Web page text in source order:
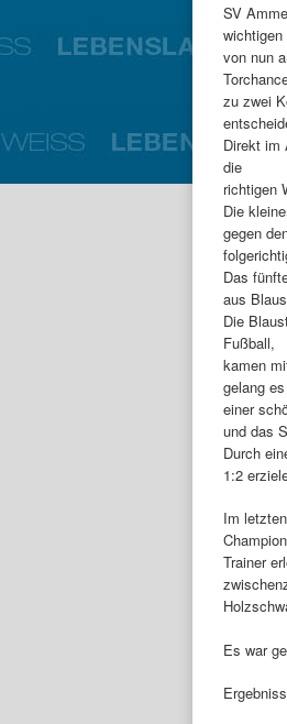
SV
von nun
zu zwei
Direkt im
die
richtigen
Die
gegen
Das
aus
Die
Fußball,
kamen
gelang
einer
und das
Durch
1:2
Im
Trainer
Es war